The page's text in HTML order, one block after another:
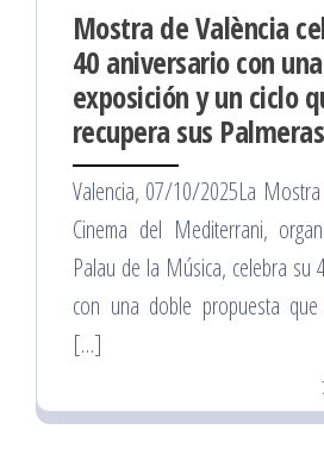
Mostra de València
40 aniversario con
exposición y un ciclo
recupera sus
Valencia, 07/10/2025La
Cinema del Mediterrani,
Palau de la Música, celebra su
con una doble propuesta que
[…]